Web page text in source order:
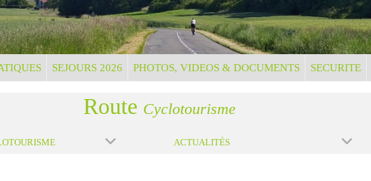
SEJOURS 2026 PHOTOS, VIDEOS & DOCUMENTS SECURITE
Route Cyclotourisme
ACTUALITÉS